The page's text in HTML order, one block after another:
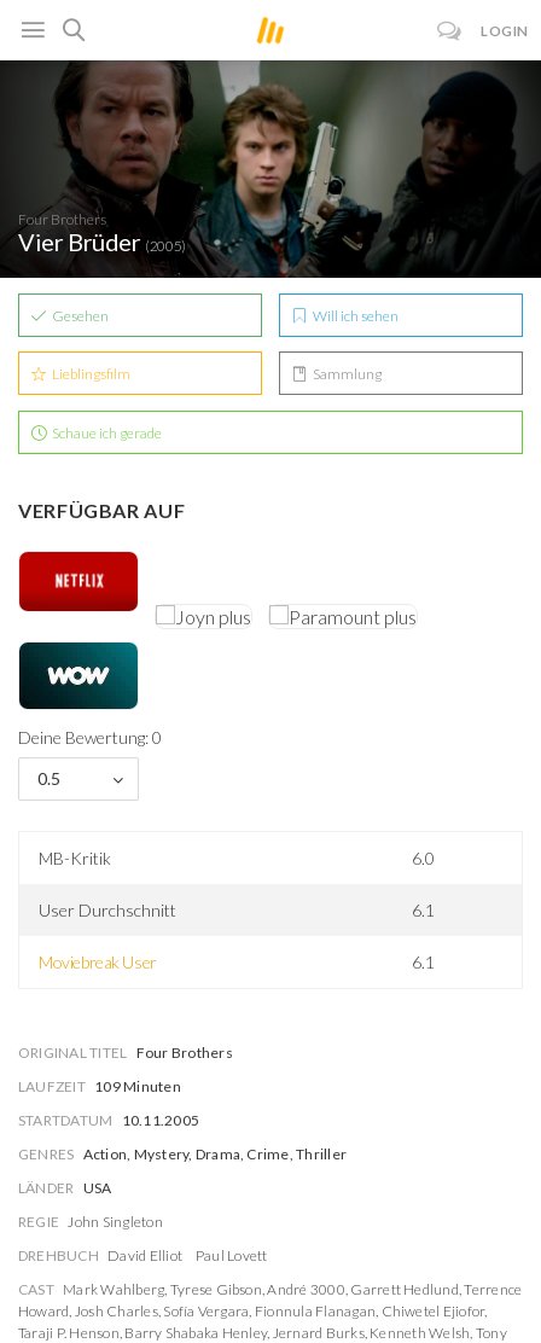
LOGIN
Four Brothers
Vier Brüder (2005)
Gesehen Will ich sehen
Lieblingsfilm Sammlung
Schaue ich gerade
VERFÜGBAR AUF
Deine Bewertung: 0
0.5
MB-Kritik 6.0
User Durchschnitt 6.1
Moviebreak User 6.1
ORIGINAL TITEL
Four Brothers
LAUFZEIT 109 Minuten
STARTDATUM
10.11.2005
GENRES Action, Mystery, Drama, Crime, Thriller
LÄNDER USA
REGIE
John Singleton
DREHBUCH David Elliot
Paul Lovett
CAST Mark Wahlberg Tyrese Gibson ,André 3000 Garrett Hedlund ,Terrence
Howard Josh Charles, Sofía Vergara Fionnula Flanagan Chiwetel Ejiofor,
Taraji P. Henson Barry Shabaka Henley, Jernard Burks, Kenneth Welsh Tony